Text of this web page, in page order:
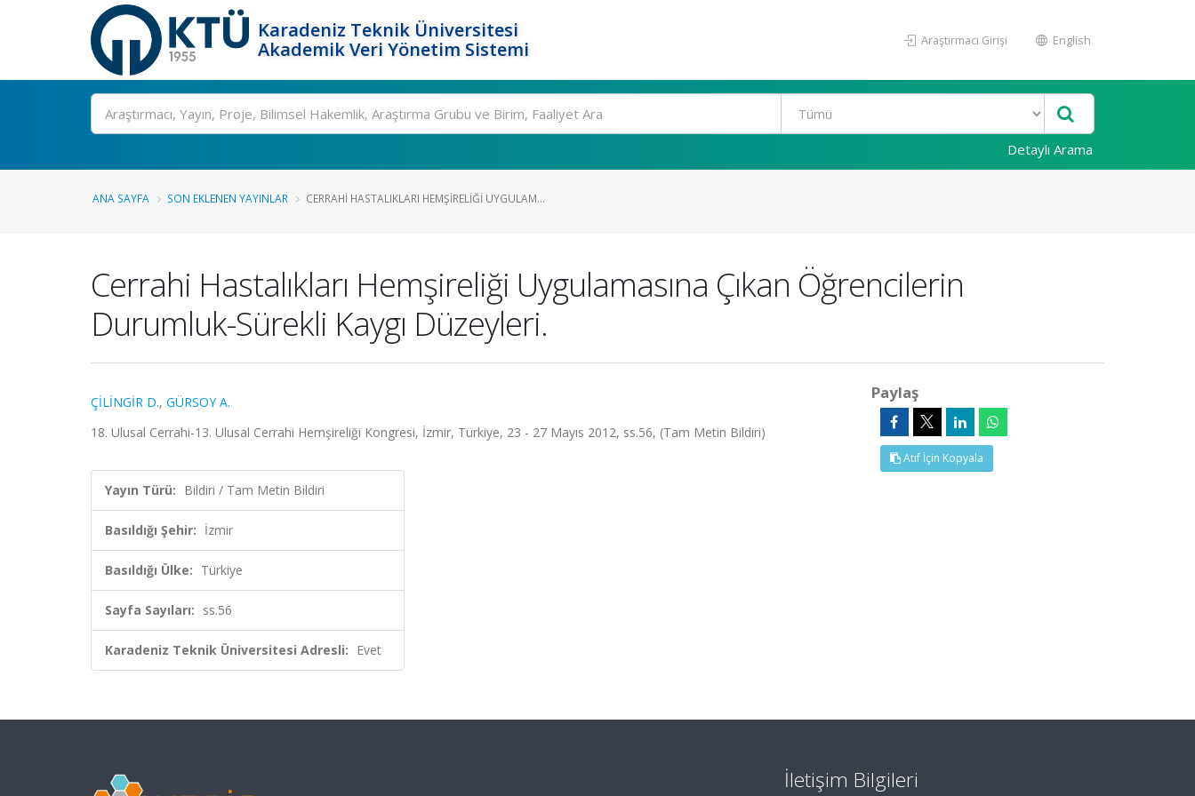
Karadeniz Teknik Üniversitesi
Akademik Veri Yönetim Sistemi
Araştırmacı Girişi English
Ara
Detaylı Arama
ANA SAYFA SON EKLENEN YAYINLAR CERRAHI HASTALIKLARI HEMŞIRELIĞI UYGULAM...
Cerrahi Hastalıkları Hemşireliği Uygulamasına Çıkan Öğrencilerin
Durumluk-Sürekli Kaygı Düzeyleri.
ÇİLİNGİR D., GÜRSOY A.
18. Ulusal Cerrahi-13. Ulusal Cerrahi Hemşireliği Kongresi, İzmir, Türkiye, 23 - 27 Mayıs 2012, ss.56, (Tam Metin Bildiri)
Yayın Türü: Bildiri / Tam Metin Bildiri
Basıldığı Şehir: İzmir
Basıldığı Ülke: Türkiye
Sayfa Sayıları: ss.56
Karadeniz Teknik Üniversitesi Adresli: Evet
Paylaş
Atıf İçin Kopyala
İletişim Bilgileri